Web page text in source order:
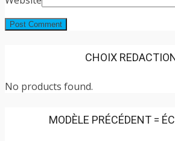
CHOIX
No products found.
MODÈLE PRÉCÉDENT =